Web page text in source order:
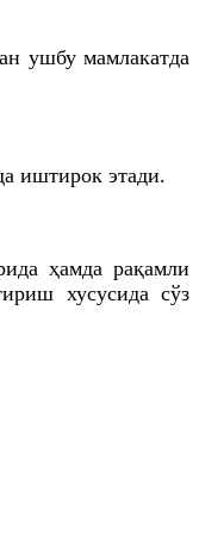
ушбу мамлакатда
иштирок этади.
ҳамда рақамли
хусусида сўз